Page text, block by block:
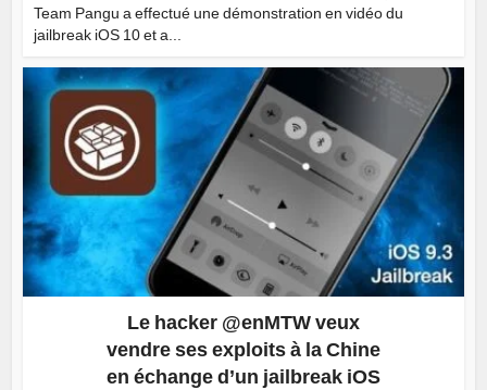
Team Pangu a effectué une démonstration en vidéo du
jailbreak iOS 10 et a...
Le hacker @enMTW veux
vendre ses exploits à la Chine
en échange d’un jailbreak iOS